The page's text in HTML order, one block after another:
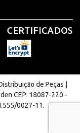
CERTIFICADOS
de Peças |
CEP: 18087-220 -
0027-11.